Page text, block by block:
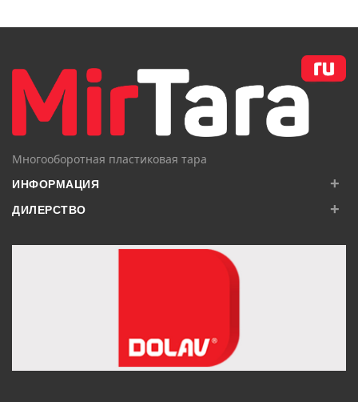
Многооборотная пластиковая тара
ИНФОРМАЦИЯ +
ДИЛЕРСТВО +